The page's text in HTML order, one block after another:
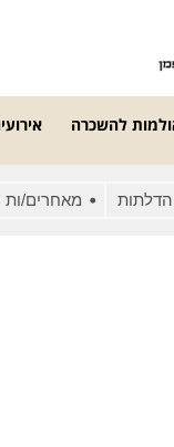
להשכרה
מאחרים/ות